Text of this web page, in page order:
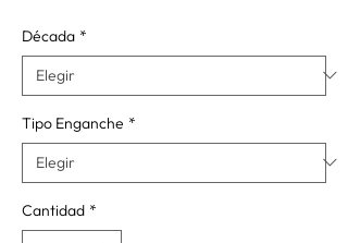
Década *
Tipo Enganche *
Cantidad *